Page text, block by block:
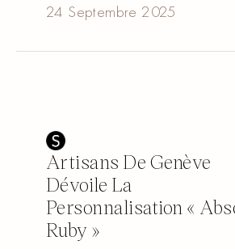
24 Septembre 2025
Artisans De Genève
Dévoile La
Personnalisation «
Ruby »